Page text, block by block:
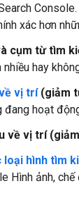
xác hơn
cụm từ tìm
nhiều hay
vị trí(giảm
đang hoạt
về vị trí
loại hình tìm
Hình ảnh,